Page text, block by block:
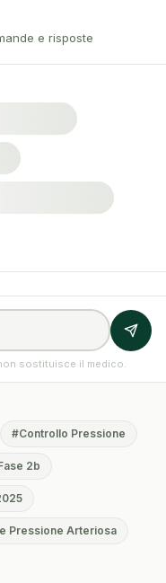
e risposte
sostituisce il medico.
#Controllo Pressione
2b
Pressione Arteriosa